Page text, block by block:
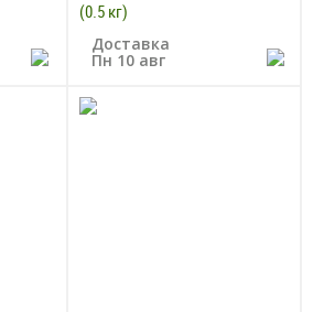
(0.5 кг)
Доставка
Пн 10 авг